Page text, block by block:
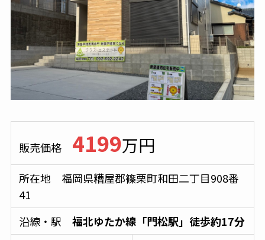
販売価格 4199万円
所在地 福岡県糟屋郡篠栗町和田二丁目908番
41
沿線・駅福北ゆたか線「門松駅」徒歩約17分